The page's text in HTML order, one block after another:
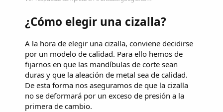
¿Cómo elegir una cizalla?
A la hora de elegir una cizalla, conviene decidirse
por un modelo de calidad. Para ello hemos de
fijarnos en que las mandíbulas de corte sean
duras y que la aleación de metal sea de calidad.
De esta forma nos aseguramos de que la cizalla
no se deformará por un exceso de presión a la
primera de cambio.